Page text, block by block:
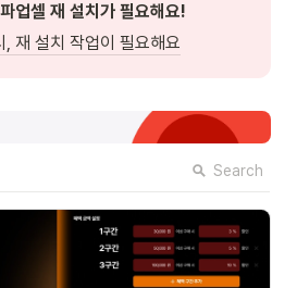
업셀 재 설치가 필요해요!
, 재 설치 작업이 필요해요
Search